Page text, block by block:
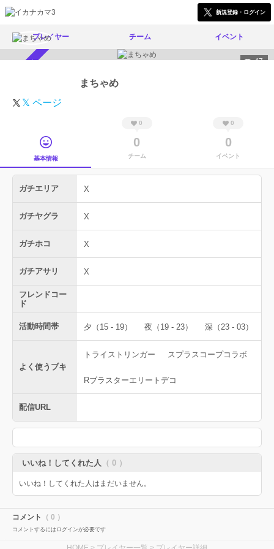
新規登録・ログイン
プレイヤー チーム イベント
47
まちゃめ
𝕏 ページ
基本情報
0
0
チーム
0
0
イベント
ガチエリア X
ガチヤグラ X
ガチホコ X
ガチアサリ X
フレンドコー
ド
活動時間帯 夕（15 - 19） 夜（19 - 23） 深（23 - 03）
よく使うブキ
トライストリンガー スプラスコープコラボ
Rブラスターエリートデコ
配信URL
いいね！してくれた人 （ 0 ）
いいね！してくれた人はまだいません。
コメント （ 0 ）
コメントするにはログインが必要です